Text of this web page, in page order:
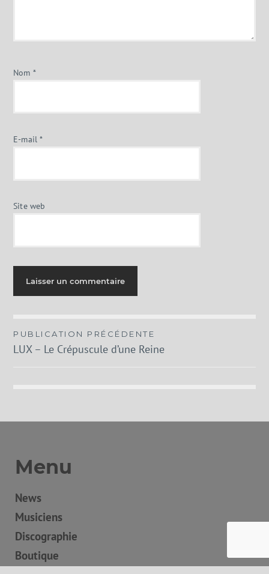
Nom *
E-mail *
Site web
Navigation
de
PUBLICATION PRÉCÉDENTE
LUX – Le Crépuscule d’une Reine
Menu
News
Musiciens
Discographie
Boutique